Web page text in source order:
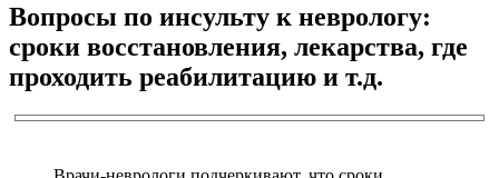
Вопросы по инсульту к неврологу:
сроки восстановления, лекарства, где
проходить реабилитацию и т.д.